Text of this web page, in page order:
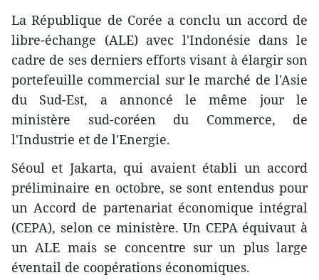
La République de Corée a conclu un accord de
libre-échange (ALE) avec l'Indonésie dans le
cadre de ses derniers efforts visant à élargir son
portefeuille commercial sur le marché de l'Asie
du Sud-Est, a annoncé le même jour le
ministère sud-coréen du Commerce, de
l'Industrie et de l'Energie.
Séoul et Jakarta, qui avaient établi un accord
préliminaire en octobre, se sont entendus pour
un Accord de partenariat économique intégral
(CEPA), selon ce ministère. Un CEPA équivaut à
un ALE mais se concentre sur un plus large
éventail de coopérations économiques.